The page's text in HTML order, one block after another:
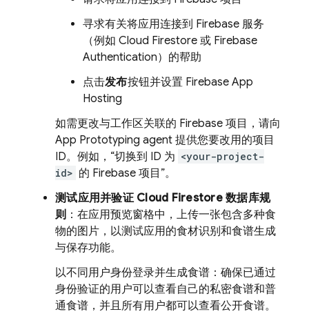
寻求有关将应用连接到 Firebase 服务
（例如 Cloud Firestore 或 Firebase
Authentication）的帮助
点击发布按钮并设置 Firebase App
Hosting
如需更改与工作区关联的 Firebase 项目，请向
App Prototyping agent 提供您要改用的项目
ID。例如，“切换到 ID 为 <your-project-
id> 的 Firebase 项目”。
测试应用并验证 Cloud Firestore数据库规
则 ：在应用预览窗格中，上传一张包含多种食
物的图片，以测试应用的食材识别和食谱生成
与保存功能。
以不同用户身份登录并生成食谱：确保已通过
身份验证的用户可以查看自己的私密食谱和普
通食谱，并且所有用户都可以查看公开食谱。